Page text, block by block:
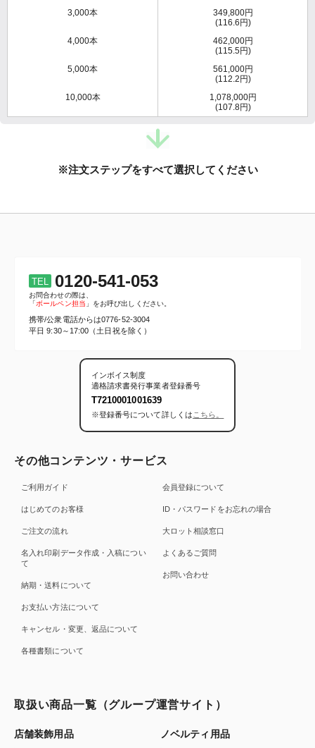
3,000本
349,800円
(116.6円)
4,000本
462,000円
(115.5円)
5,000本
561,000円
(112.2円)
10,000本
1,078,000円
(107.8円)
※注文ステップをすべて選択してください
TEL 0120-541-053
お問合わせの際は、
「ボールペン担当 」をお呼び出しください。
携帯/公衆電話からは0776-52-3004
平日 9:30～17:00（土日祝を除く）
インボイス制度
適格請求書発行事業者登録番号
T7210001001639
※登録番号について詳しくは こちら。
その他コンテンツ・サービス
ご利用ガイド
はじめてのお客様
ご注文の流れ
名入れ印刷データ作成・入稿につい
て
納期・送料について
お支払い方法について
キャンセル・変更、返品について
各種書類について
会員登録について
ID・パスワードをお忘れの場合
大ロット相談窓口
よくあるご質問
お問い合わせ
取扱い商品一覧（グループ運営サイト）
店舗装飾用品 ノベルティ用品